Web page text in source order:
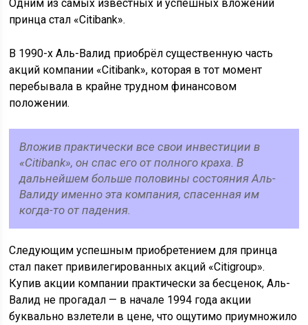
Одним из самых известных и успешных вложений
принца стал «Citibank».
В 1990-х Аль-Валид приобрёл существенную часть
акций компании «Citibank», которая в тот момент
перебывала в крайне трудном финансовом
положении.
Вложив практически все свои инвестиции в
«Citibank», он спас его от полного краха. В
дальнейшем больше половины состояния Аль-
Валиду именно эта компания, спасенная им
когда-то от падения.
Следующим успешным приобретением для принца
стал пакет привилегированных акций «Citigroup».
Купив акции компании практически за бесценок, Аль-
Валид не прогадал — в начале 1994 года акции
буквально взлетели в цене, что ощутимо приумножило